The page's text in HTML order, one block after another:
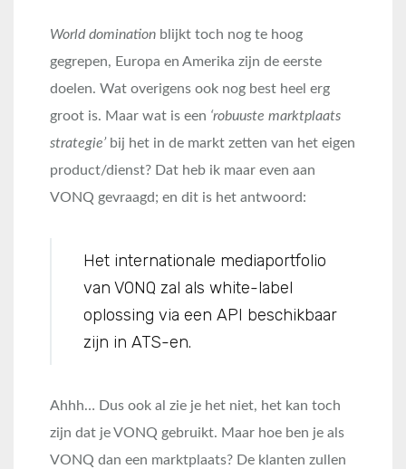
World domination blijkt toch nog te hoog
gegrepen, Europa en Amerika zijn de eerste
doelen. Wat overigens ook nog best heel erg
groot is. Maar wat is een ‘robuuste marktplaats
strategie’bij het in de markt zetten van het eigen
product/dienst? Dat heb ik maar even aan
VONQ gevraagd; en dit is het antwoord:
Het internationale mediaportfolio
van VONQ zal als white-label
oplossing via een API beschikbaar
zijn in ATS-en.
Ahhh… Dus ook al zie je het niet, het kan toch
zijn dat je VONQ gebruikt. Maar hoe ben je als
VONQ dan een marktplaats? De klanten zullen